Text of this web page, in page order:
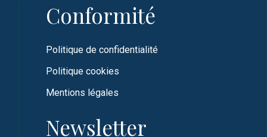
Conformité
Politique de confidentialité
Politique cookies
Mentions légales
Newsletter